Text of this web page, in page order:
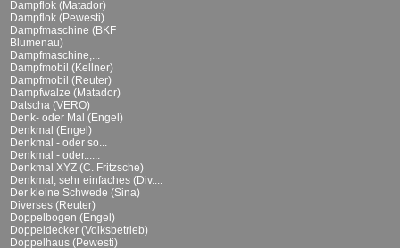
Dampflok (Matador)
Dampflok (Pewesti)
Dampfmaschine (BKF
Blumenau)
Dampfmaschine,...
Dampfmobil (Kellner)
Dampfmobil (Reuter)
Dampfwalze (Matador)
Datscha (VERO)
Denk- oder Mal (Engel)
Denkmal (Engel)
Denkmal - oder so...
Denkmal - oder......
Denkmal XYZ (C. Fritzsche)
Denkmal, sehr einfaches (Div....
Der kleine Schwede (Sina)
Diverses (Reuter)
Doppelbogen (Engel)
Doppeldecker (Volksbetrieb)
Doppelhaus (Pewesti)